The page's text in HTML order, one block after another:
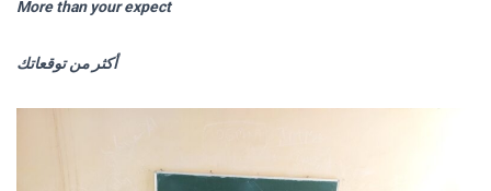
More than your expect
أكثر من توقعاتك